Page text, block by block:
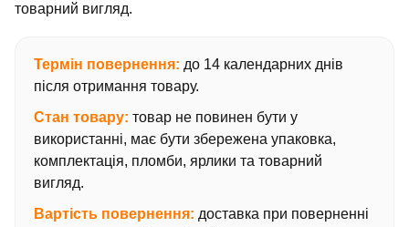
товарний вигляд.
Термін повернення: до 14 календарних днів
після отримання товару.
Стан товару: товар не повинен бути у
використанні, має бути збережена упаковка,
комплектація, пломби, ярлики та товарний
вигляд.
Вартість повернення: доставка при поверненні